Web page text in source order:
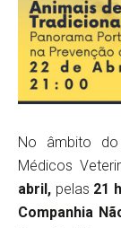
No âmbito
Médicos
abril, pelas 21
Companhia